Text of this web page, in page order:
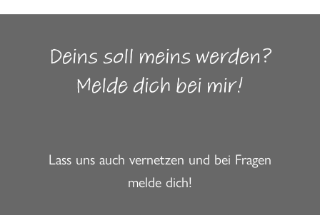
Deins soll meins werden?
Melde dich bei mir!
Lass uns auch vernetzen und bei Fragen
melde dich!